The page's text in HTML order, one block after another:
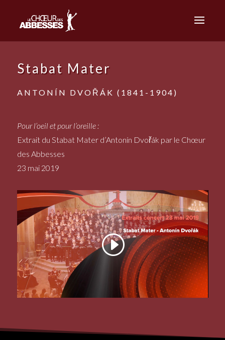
Stabat Mater
ANTONÍN DVOŘÁK (1841-1904)
Pour l’oeil et pour l’oreille :
Extrait du Stabat Mater d’Antonín Dvořák par le Chœur
des Abbesses
23 mai 2019